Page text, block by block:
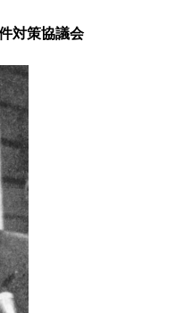
対策協議会